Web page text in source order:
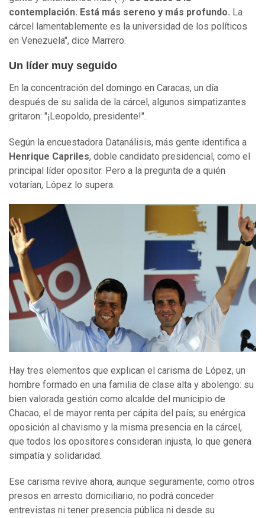
contemplación. Está más sereno y más profundo. La
cárcel lamentablemente es la universidad de los políticos
en Venezuela", dice Marrero.
Un líder muy seguido
En la concentración del domingo en Caracas, un día
después de su salida de la cárcel, algunos simpatizantes
gritaron: "¡Leopoldo, presidente!".
Según la encuestadora Datanálisis, más gente identifica a
Henrique Capriles, doble candidato presidencial, como el
principal líder opositor. Pero a la pregunta de a quién
votarían, López lo supera.
Hay tres elementos que explican el carisma de López, un
hombre formado en una familia de clase alta y abolengo: su
bien valorada gestión como alcalde del municipio de
Chacao, el de mayor renta per cápita del país; su enérgica
oposición al chavismo y la misma presencia en la cárcel,
que todos los opositores consideran injusta, lo que genera
simpatía y solidaridad.
Ese carisma revive ahora, aunque seguramente, como otros
presos en arresto domiciliario, no podrá conceder
entrevistas ni tener presencia pública ni desde su